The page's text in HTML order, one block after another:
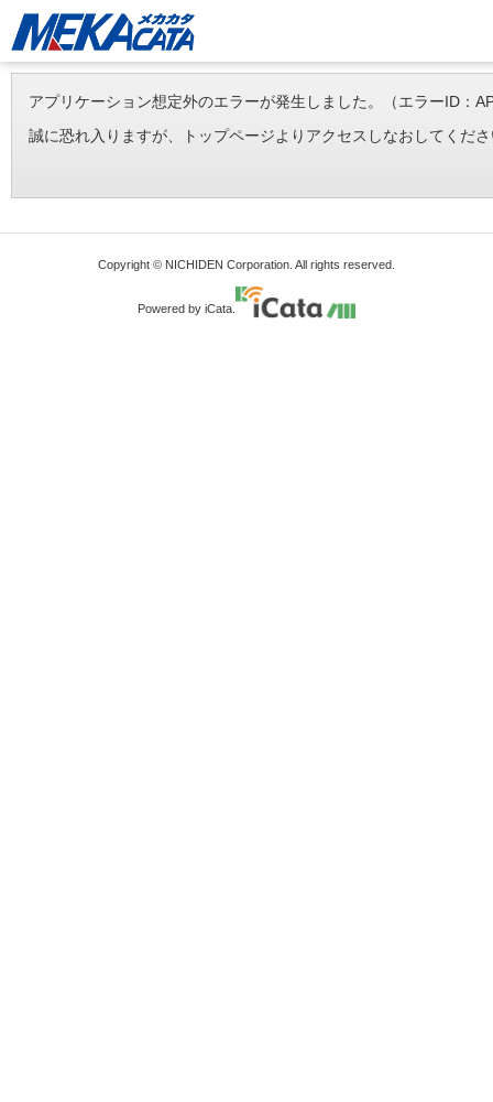
アプリケーション想定外のエラーが発生しました。（エラーID：
誠に恐れ入りますが、トップページよりアクセスしなおしてくだ
Copyright © NICHIDEN Corporation. All rights reserved.
Powered by iCata.